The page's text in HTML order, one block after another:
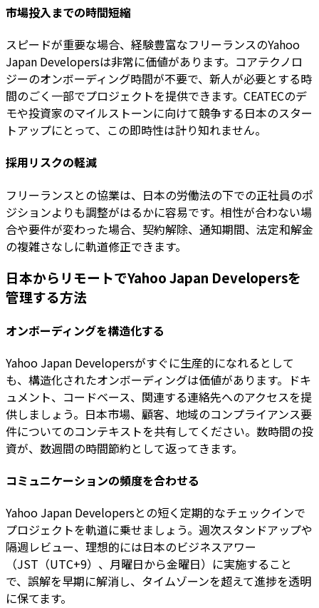
市場投入までの時間短縮
スピードが重要な場合、経験豊富なフリーランスのYahoo
Japan Developersは非常に価値があります。コアテクノロ
ジーのオンボーディング時間が不要で、新人が必要とする時
間のごく一部でプロジェクトを提供できます。CEATECのデ
モや投資家のマイルストーンに向けて競争する日本のスター
トアップにとって、この即時性は計り知れません。
採用リスクの軽減
フリーランスとの協業は、日本の労働法の下での正社員のポ
ジションよりも調整がはるかに容易です。相性が合わない場
合や要件が変わった場合、契約解除、通知期間、法定和解金
の複雑さなしに軌道修正できます。
日本からリモートでYahoo Japan Developersを
管理する方法
オンボーディングを構造化する
Yahoo Japan Developersがすぐに生産的になれるとして
も、構造化されたオンボーディングは価値があります。ドキ
ュメント、コードベース、関連する連絡先へのアクセスを提
供しましょう。日本市場、顧客、地域のコンプライアンス要
件についてのコンテキストを共有してください。数時間の投
資が、数週間の時間節約として返ってきます。
コミュニケーションの頻度を合わせる
Yahoo Japan Developersとの短く定期的なチェックインで
プロジェクトを軌道に乗せましょう。週次スタンドアップや
隔週レビュー、理想的には日本のビジネスアワー
（JST（UTC+9）、月曜日から金曜日）に実施すること
で、誤解を早期に解消し、タイムゾーンを超えて進捗を透明
に保てます。